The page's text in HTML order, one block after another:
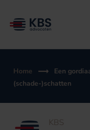
naar
Home
Een
(schade-)schatten
KBS